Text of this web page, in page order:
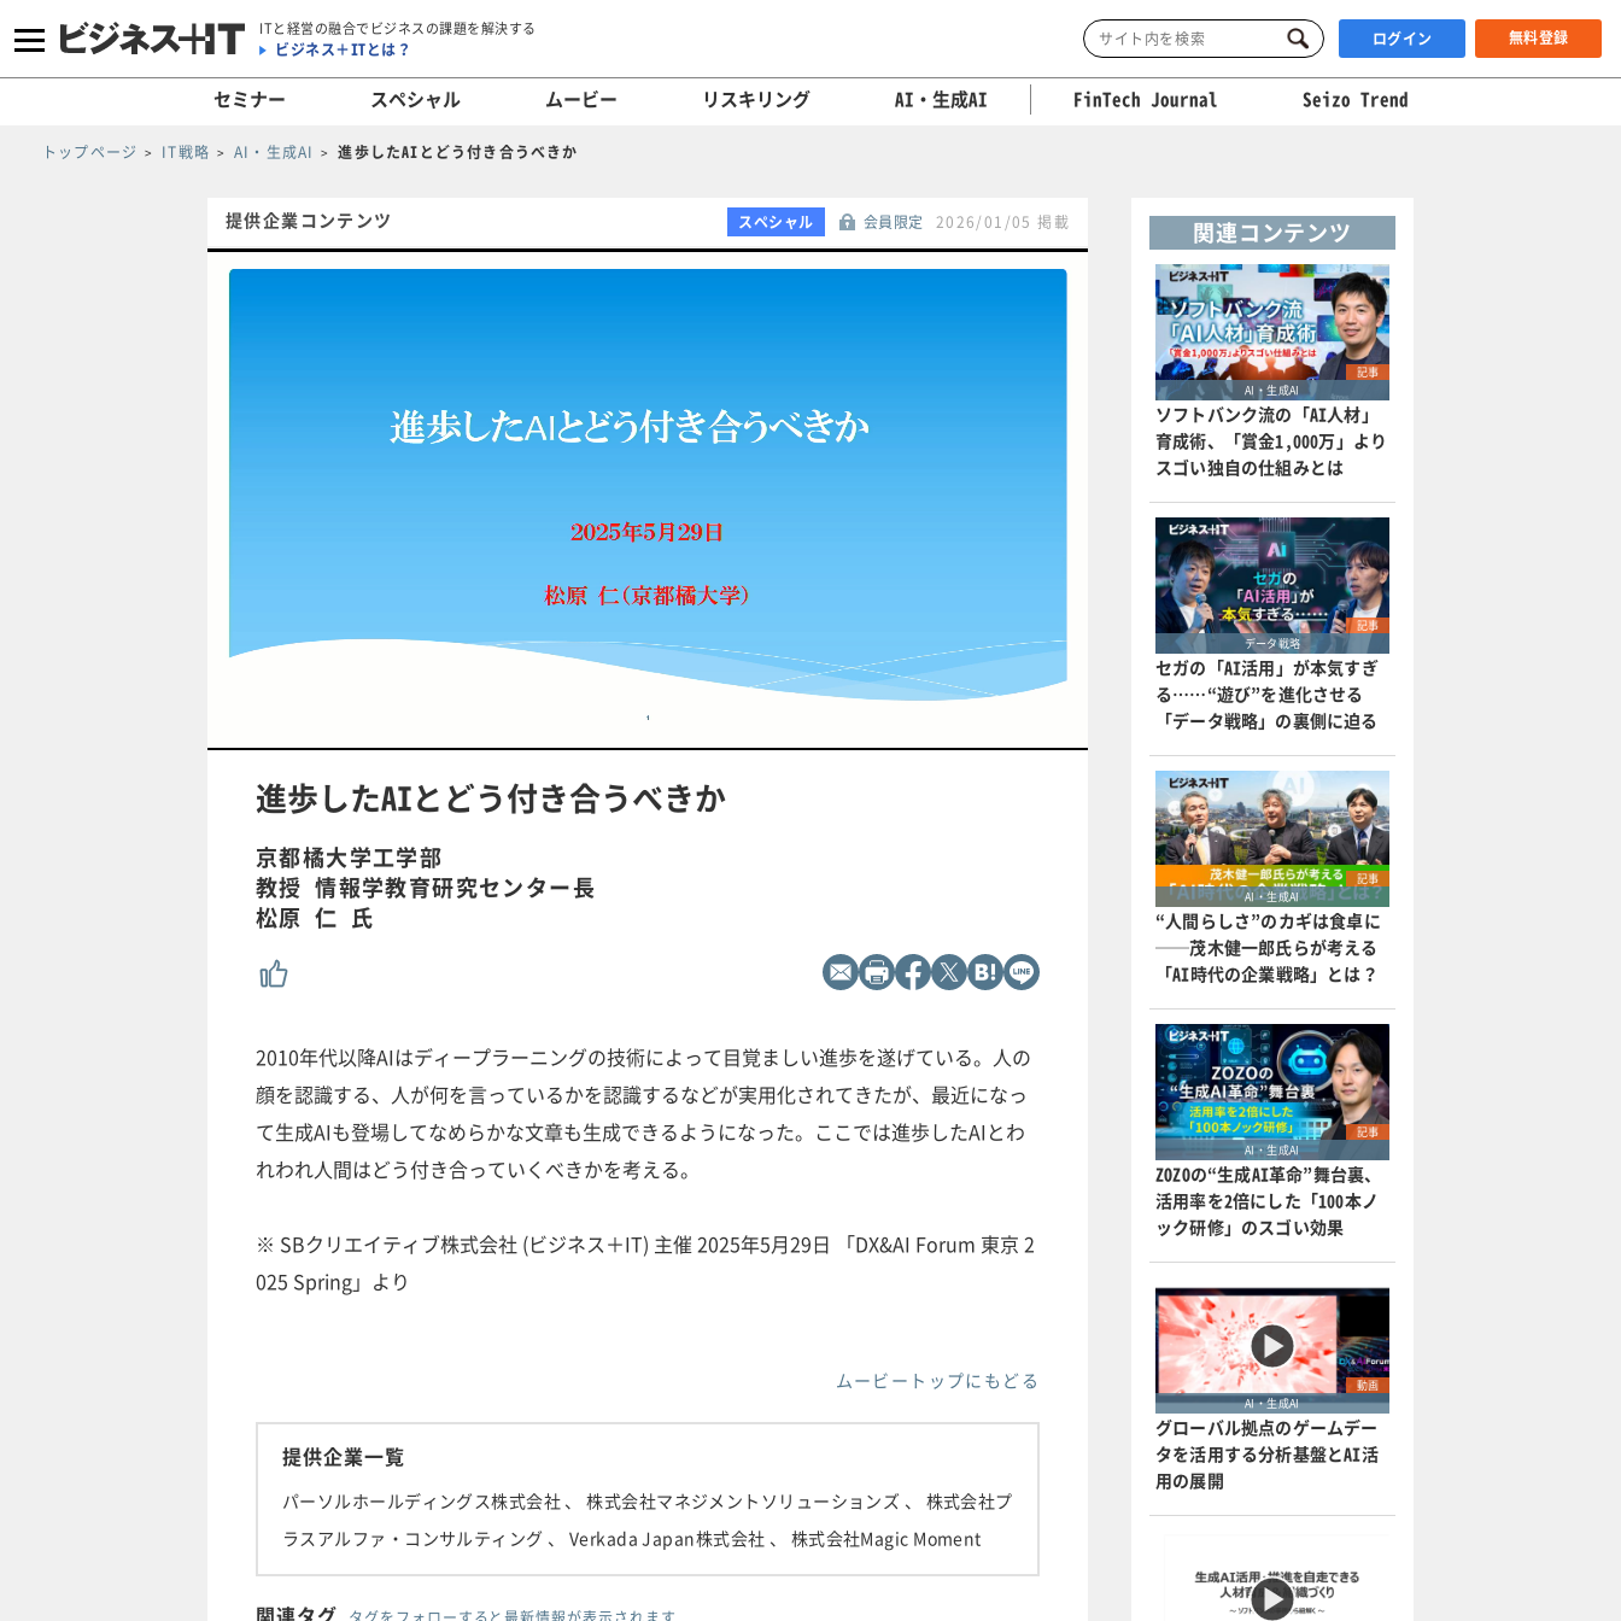
ITと経営の融合でビジネスの課題を解決する
ビジネス＋ITとは？ ログイン 無料登録
セミナー スペシャル ムービー リスキリング AI・生成AI FinTech Journal Seizo Trend
トップページ IT戦略 AI・生成AI 進歩したAIとどう付き合うべきか
提供企業コンテンツ スペシャル 会員限定 2026/01/05 掲載
n
t
e
o
e
d
:
l
進歩したAIとどう付き合うべきか
京都橘大学工学部
教授 情報学教育研究センター長
松原 仁 氏
2010年代以降AIはディープラーニングの技術によって目覚ましい進歩を遂げている。人の
顔を認識する、人が何を言っているかを認識するなどが実用化されてきたが、最近になっ
て生成AIも登場してなめらかな文章も生成できるようになった。ここでは進歩したAIとわ
れわれ人間はどう付き合っていくべきかを考える。
※ SBクリエイティブ株式会社 (ビジネス＋IT) 主催 2025年5月29日 「DX&AI Forum 東京 2
025 Spring」より
ムービートップにもどる
提供企業一覧
パーソルホールディングス株式会社 、 株式会社マネジメントソリューションズ 、 株式会社プ
ラスアルファ・コンサルティング 、 Verkada Japan株式会社 、 株式会社Magic Moment
関連タグ
関連コンテンツ
記事
AI・生成AI
ソフトバンク流の「AI人材」
育成術、「賞金1,000万」より
スゴい独自の仕組みとは
記事
データ戦略
セガの「AI活用」が本気すぎ
る……“遊び”を進化させる
「データ戦略」の裏側に迫る
記事
AI・生成AI
“人間らしさ”のカギは食卓に
──茂木健一郎氏らが考える
「AI時代の企業戦略」とは？
記事
AI・生成AI
ZOZOの“生成AI革命”舞台裏、
活用率を2倍にした「100本ノ
ック研修」のスゴい効果
動画
AI・生成AI
グローバル拠点のゲームデー
タを活用する分析基盤とAI活
用の展開